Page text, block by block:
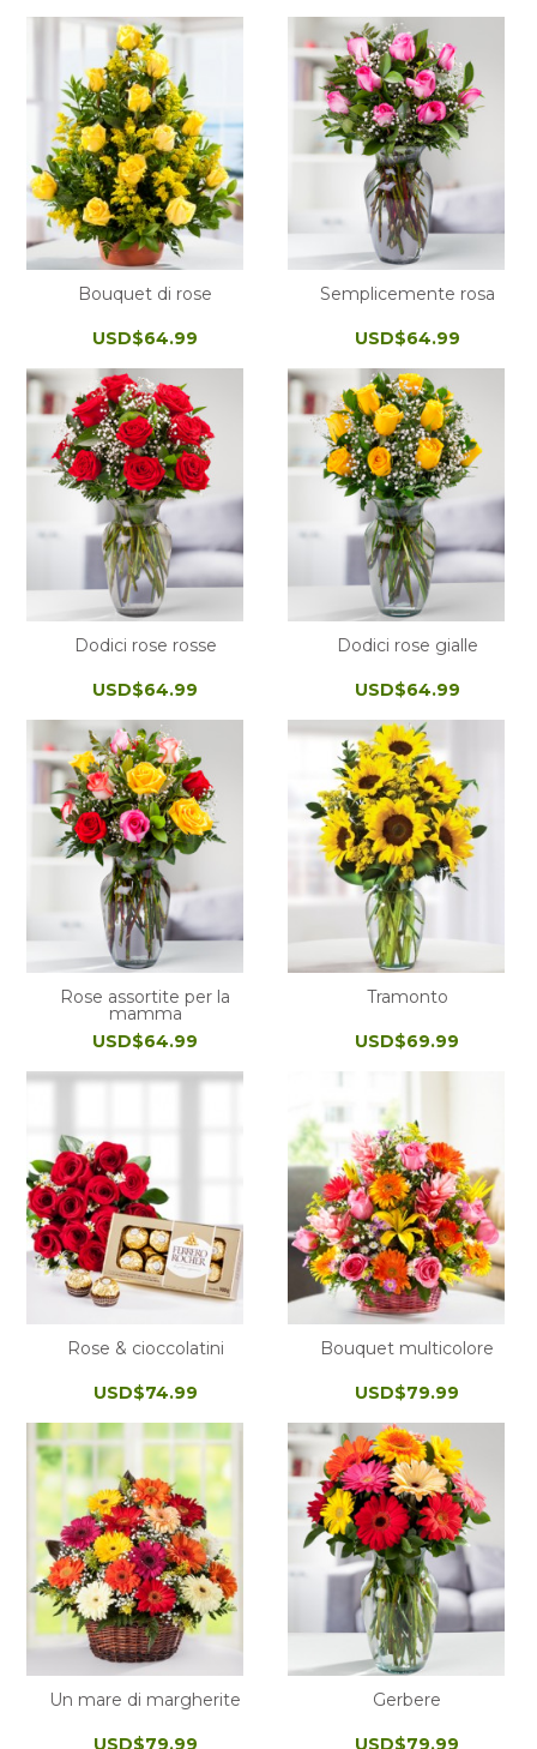
Bouquet di rose
USD$64.99
Semplicemente rosa
USD$64.99
Dodici rose rosse
USD$64.99
Dodici rose gialle
USD$64.99
Rose assortite per la
mamma
USD$64.99
Tramonto
USD$69.99
Rose & cioccolatini
USD$74.99
Bouquet multicolore
USD$79.99
Un mare di margherite
USD$79.99
Gerbere
USD$79.99